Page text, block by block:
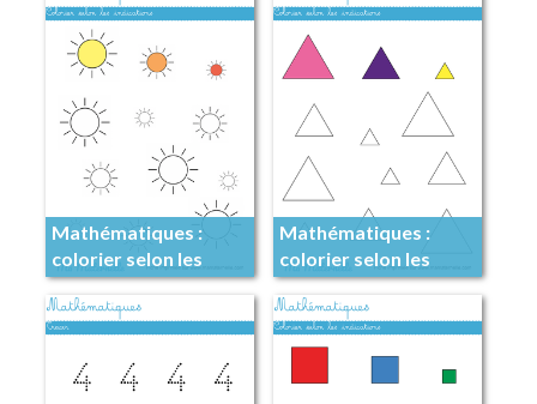
Mathématiques :
colorier selon les
indications
Mathématiques :
colorier selon les
indications